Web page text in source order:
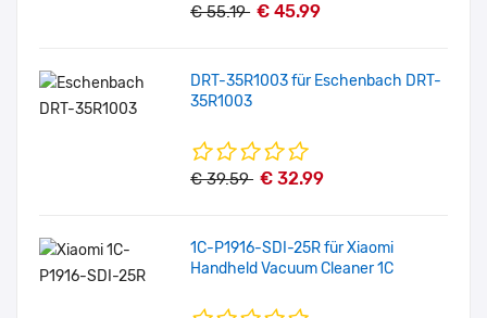
€ 55.19 € 45.99
DRT-35R1003 für Eschenbach DRT-
35R1003
€ 39.59 € 32.99
1C-P1916-SDI-25R für Xiaomi
Handheld Vacuum Cleaner 1C